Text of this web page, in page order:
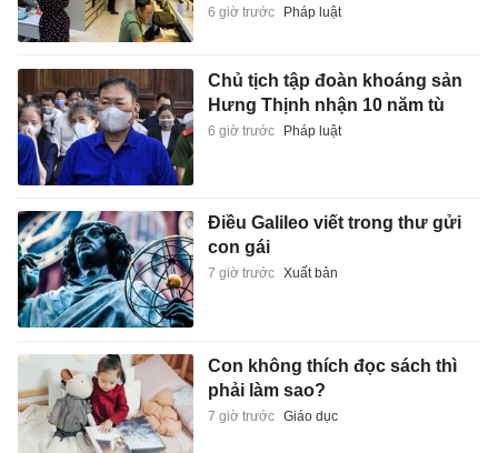
6 giờ trước Pháp luật
Chủ tịch tập đoàn khoáng sản
Hưng Thịnh nhận 10 năm tù
6 giờ trước Pháp luật
Điều Galileo viết trong thư gửi
con gái
7 giờ trước Xuất bản
Con không thích đọc sách thì
phải làm sao?
7 giờ trước Giáo dục